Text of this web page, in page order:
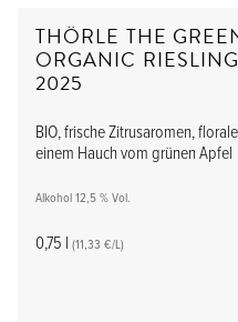
THÖRLE THE
ORGANIC RIESLING
2025
BIO, frische Zitrusaromen,
einem Hauch vom grünen Apfel
Alkohol 12,5 % Vol.
0,75 l (11,33 €/L)